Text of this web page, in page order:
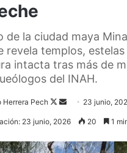
de la ciudad maya
revela templos, estelas
intacta tras más de
del INAH.
Herrera Pech
Follow
Send 23 junio,
23 junio, 2026 20 1